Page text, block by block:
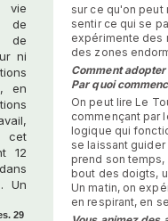
vie
de
de
ni
en
cet
12
Un
29
sur ce qu'on peut
sentir ce qui se
expérimente des
des zones
Comment
Par quoi
On peut lire Le
commençant par
logique qui
se laissant
prend son temps,
bout des doigts,
Un matin, on
en respirant, en